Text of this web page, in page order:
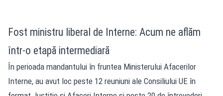
Fost ministru liberal de Interne: Acum ne aflăm
într-o etapă intermediară
În perioada mandantului în fruntea Ministerului Afacerilor
Interne, au avut loc peste 12 reuniuni ale Consiliului UE în